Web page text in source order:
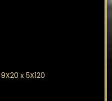
9X20 x 5X120